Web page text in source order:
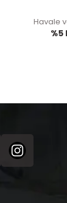
Havale